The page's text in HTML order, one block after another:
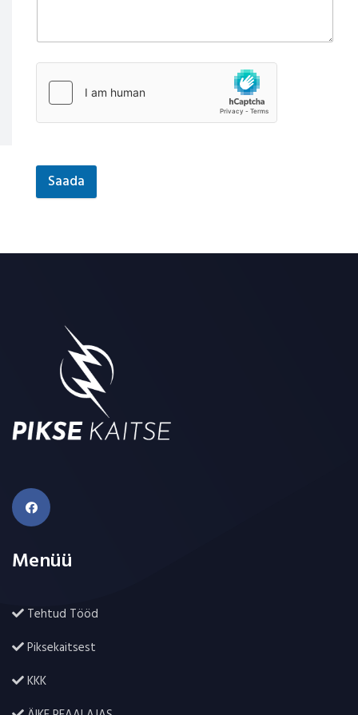
Saada
Menüü
Tehtud Tööd
Piksekaitsest
KKK